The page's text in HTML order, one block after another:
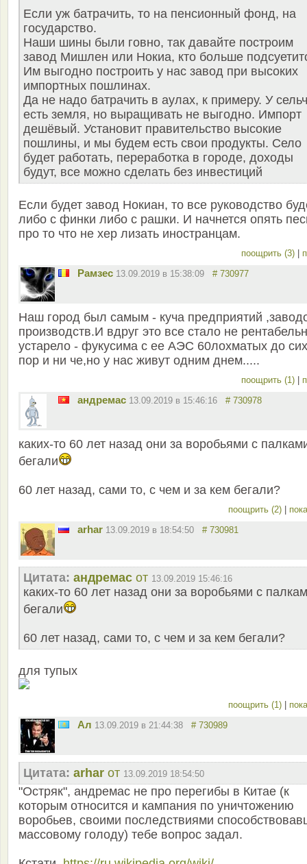
Если уж батрачить, то на пенсионный фонд, на
государство.
Наши шины были говно, так давайте построим
завод Мишлен или Нокиа, кто больше
Им выгодно построить у нас завод при высоких
импортных пошлинах.
Да не надо батрачить в аулах, к примеру. У
есть земля, но выращивать не выгодно. Импорт
дешёвый. Установит правительство высокие
пошлины, и мы будем есть свои продукты. Село
будет работать, переработка в городе, доходы
будут, все можно сделать без инвестиций
Если будет завод Нокиан, то все руководство
либо с финки либо с рашки. И начнется опять
про то что не хер лизать иностранцам.
поощрить (3)
Рамзес 13.09.2019 в 15:38:09 # 730977
Наш город был самым - куча предприятий
производств.И вдруг это все стало не
устарело - фукусима с ее АЭС 60лохматых до сих
пор и ни че,но у нас живут одним днем.....
поощрить (1)
андремас 13.09.2019 в 15:46:16 # 730978
каких-то 60 лет назад они за воробьями с
бегали
60 лет назад, сами то, с чем и за кем бегали?
поощрить (2)
arhar 13.09.2019 в 18:54:50 # 730981
Цитата: андремас от 13.09.2019 15:46:16
каких-то 60 лет назад они за воробьями с
бегали
60 лет назад, сами то, с чем и за кем бегали?
для тупых
поощрить (1)
Ал 13.09.2019 в 21:44:38 # 730989
Цитата: arhar от 13.09.2019 18:54:50
"Остряк", андремас не про перегибы в Китае (к
которым относится и кампания по уничтожению
воробьев, своими последствиями
массовому голоду) тебе вопрос задал.